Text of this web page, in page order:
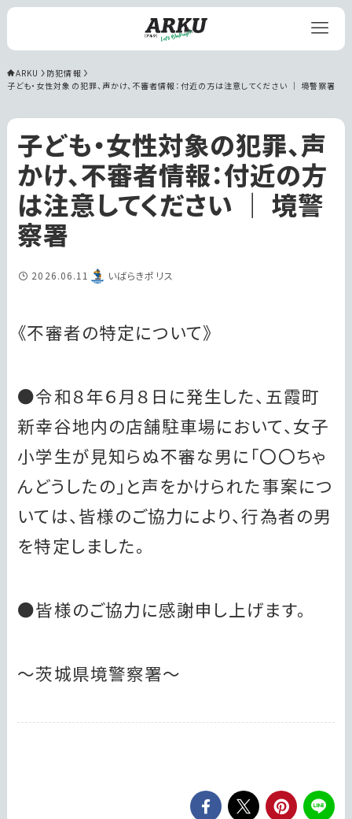
ARKU
防犯情報
子ども・女性対象の犯罪、声かけ、不審者情報：付近の方は注意してください ｜ 境警察署
子ども・女性対象の犯罪、声
かけ、不審者情報：付近の方
は注意してください ｜ 境警
察署
2026.06.11 いばらきポリス
《不審者の特定について》
●令和８年６月８日に発生した、五霞町
新幸谷地内の店舗駐車場において、女子
小学生が見知らぬ不審な男に「〇〇ちゃ
んどうしたの」と声をかけられた事案につ
いては、皆様のご協力により、行為者の男
を特定しました。
●皆様のご協力に感謝申し上げます。
～茨城県境警察署～